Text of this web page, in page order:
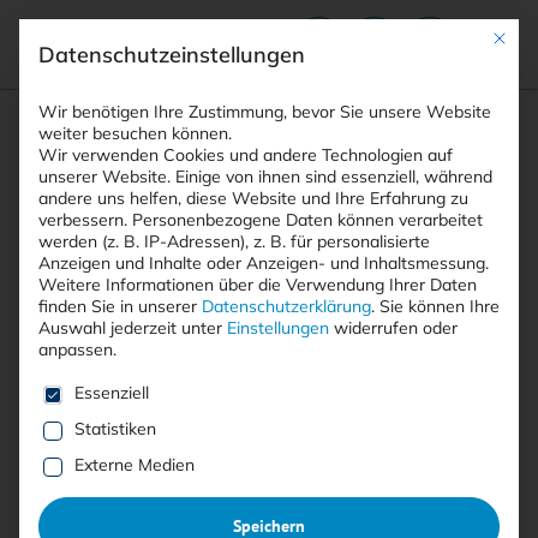
Suchfeld
Suchen
Breadcrumb-Navigation
STARTSEITE
ARTIKEL
VIER SCHRITTE FÜR EIN UMFASSENDES …
Inhaltsverzeichnis
Mit <kes>+ lesen
Vier Schritte für ein
Mit
Datenschutzeinstellungen
Wir benötigen Ihre Zustimmung, bevor Sie unsere Website
weiter besuchen können.
Wir verwenden Cookies und andere Technologien auf
unserer Website. Einige von ihnen sind essenziell, während
andere uns helfen, diese Website und Ihre Erfahrung zu
verbessern. Personenbezogene Daten können verarbeitet
werden (z. B. IP-Adressen), z. B. für personalisierte
Anzeigen und Inhalte oder Anzeigen- und Inhaltsmessung.
Weitere Informationen über die Verwendung Ihrer Daten
finden Sie in unserer Datenschutzerklärung. Sie können Ihre
Auswahl jederzeit unter Einstellungen widerrufen oder
anpassen.
Es folgt eine Liste der Service-Gruppen, für die eine
Essenziell
Statistiken
Externe Medien
Speichern